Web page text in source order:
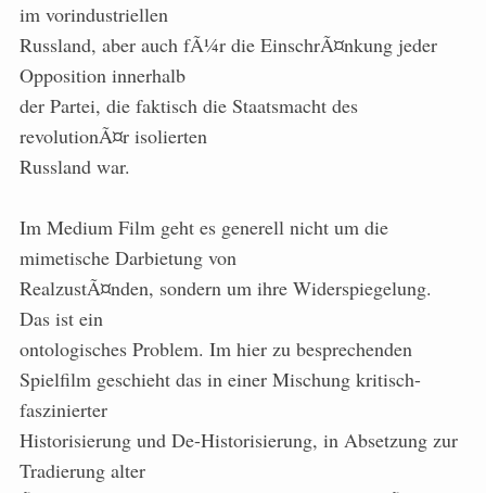
im vorindustriellen
Russland, aber auch fÃ¼r die EinschrÃ¤nkung jeder
Opposition innerhalb
der Partei, die faktisch die Staatsmacht des
revolutionÃ¤r isolierten
Russland war.
Im Medium Film geht es generell nicht um die
mimetische Darbietung von
RealzustÃ¤nden, sondern um ihre Widerspiegelung.
Das ist ein
ontologisches Problem. Im hier zu besprechenden
Spielfilm geschieht das in einer Mischung kritisch-
faszinierter
Historisierung und De-Historisierung, in Absetzung zur
Tradierung alter